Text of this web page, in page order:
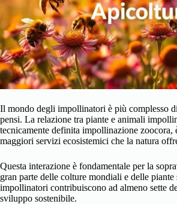
Il mondo degli impollinatori è più complesso
pensi. La relazione tra piante e animali
tecnicamente definita impollinazione zoocora,
maggiori servizi ecosistemici che la natura
Questa interazione è fondamentale per la
gran parte delle colture mondiali e delle
impollinatori contribuiscono ad almeno sette
sviluppo sostenibile.